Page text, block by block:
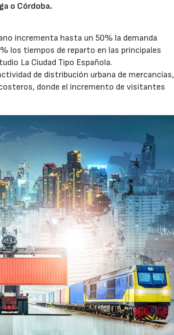
o Córdoba.
incrementa hasta un 50% la demanda
los tiempos de reparto en las principales
La Ciudad Tipo Española.
de distribución urbana de mercancías,
donde el incremento de visitantes
2026 29/07/2026